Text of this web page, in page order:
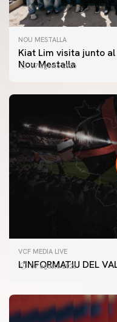
NOU MESTALLA
Kiat Lim visita junto
Nou Mestalla
07 agosto 2026
VCF MEDIA LIVE
L'INFORMATIU DEL
07 agosto 2026